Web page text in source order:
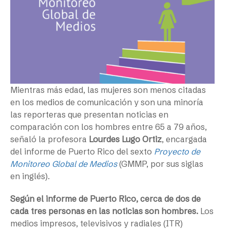
Mientras más edad, las mujeres son menos citadas
en los medios de comunicación y son una minoría
las reporteras que presentan noticias en
comparación con los hombres entre 65 a 79 años,
señaló la profesora Lourdes Lugo Ortiz, encargada
del informe de Puerto Rico del sexto Proyecto de
Monitoreo Global de Medios(GMMP, por sus siglas
en inglés).
Según el informe de Puerto Rico, cerca de dos de
cada tres personas en las noticias son hombres. Los
medios impresos, televisivos y radiales (ITR)